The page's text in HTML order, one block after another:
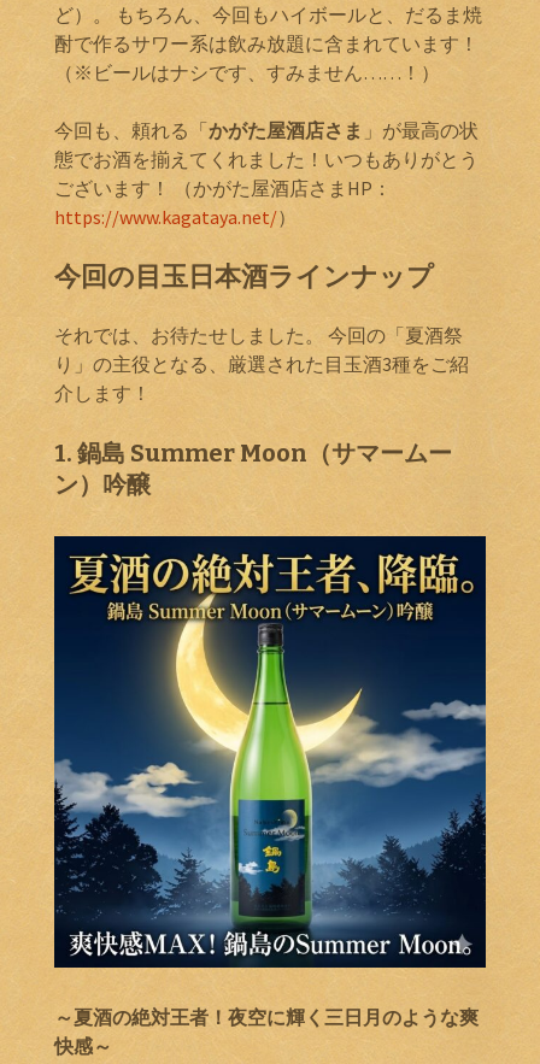
ど）。 もちろん、今回もハイボールと、だるま焼
酎で作るサワー系は飲み放題に含まれています！
（※ビールはナシです、すみません……！）
今回も、頼れる「かがた屋酒店さま 」が最高の状
態でお酒を揃えてくれました！いつもありがとう
ございます！ （かがた屋酒店さまHP：
https://www.kagataya.net/）
今回の目玉日本酒ラインナップ
それでは、お待たせしました。 今回の「夏酒祭
り」の主役となる、厳選された目玉酒3種をご紹
介します！
1. 鍋島 Summer Moon（サマームー
ン）吟醸
～夏酒の絶対王者！夜空に輝く三日月のような爽
快感～